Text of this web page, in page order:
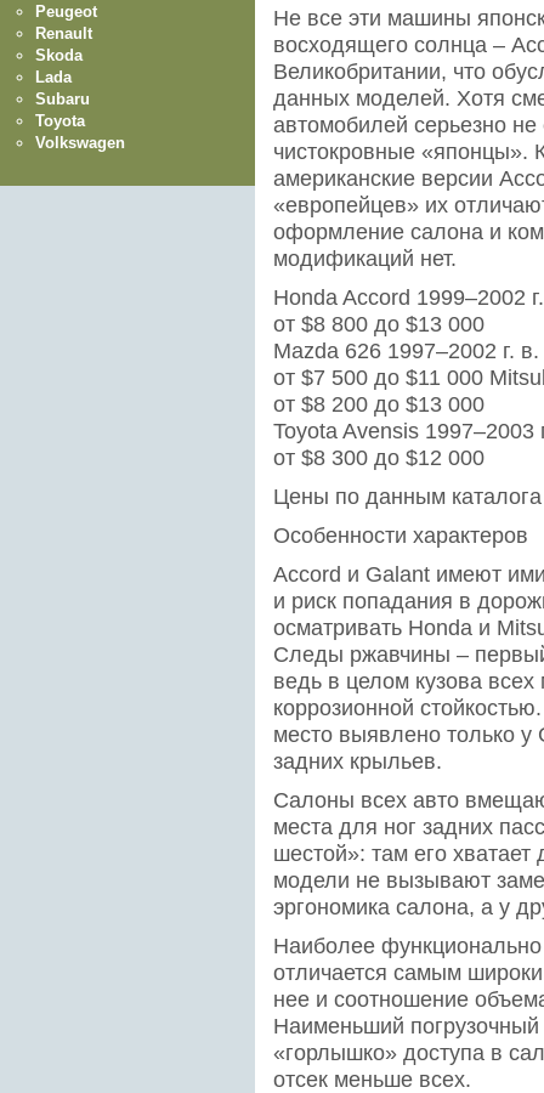
Не все эти машины
восходящего солнца –
Великобритании, что
данных моделей. Хотя
автомобилей серьезно
чистокровные «японцы».
американские версии
«европейцев» их
оформление салона и
модификаций нет.
Honda Accord 1999–2002
от $8 800 до $13 000
Mazda 626 1997–2002 г. в.
от $7 500 до $11 000
от $8 200 до $13 000
Toyota Avensis 1997–2003
от $8 300 до $12 000
Цены по данным
Особенности характеров
Accord и Galant имеют
и риск попадания в
осматривать Honda и
Следы ржавчины –
ведь в целом кузова
коррозионной
место выявлено только
задних крыльев.
Салоны всех авто
места для ног задних
шестой»: там его
модели не вызывают
эргономика салона, а у
Наиболее
отличается самым
нее и соотношение
Наименьший
«горлышко» доступа в
отсек меньше всех.
Peugeot
Renault
Skoda
Lada
Subaru
Toyota
Volkswagen